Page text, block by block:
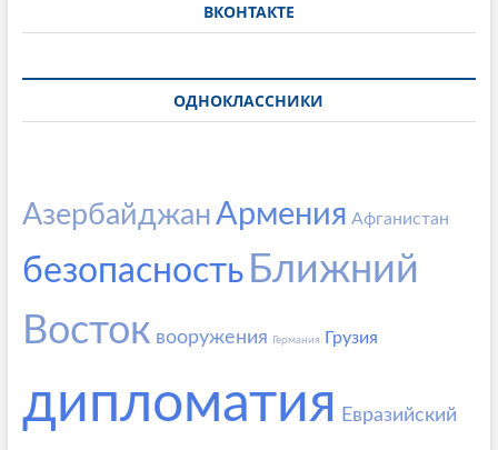
ВКОНТАКТЕ
ОДНОКЛАССНИКИ
АзербайджанАрмения Афганистан
безопасность Ближний
Восток вооружения Германия Грузия
дипломатия Евразийский